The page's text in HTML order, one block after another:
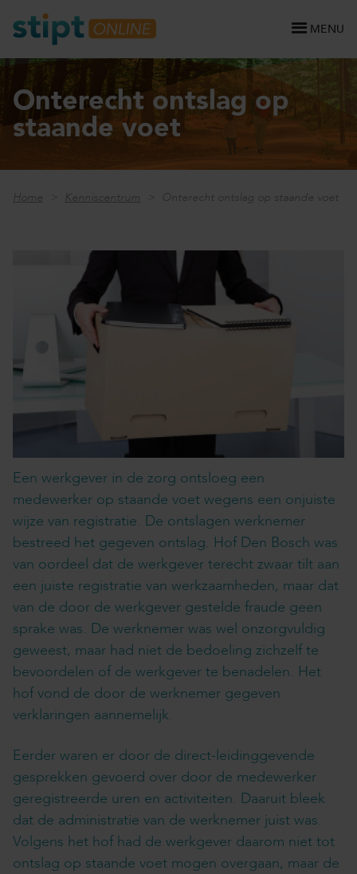
MENU
Onterecht ontslag op
staande voet
Home Kenniscentrum Onterecht ontslag op staande voet
Een werkgever in de zorg ontsloeg een
medewerker op staande voet wegens een onjuiste
wijze van registratie. De ontslagen werknemer
bestreed het gegeven ontslag. Hof Den Bosch was
van oordeel dat de werkgever terecht zwaar tilt aan
een juiste registratie van werkzaamheden, maar dat
van de door de werkgever gestelde fraude geen
sprake was. De werknemer was wel onzorgvuldig
geweest, maar had niet de bedoeling zichzelf te
bevoordelen of de werkgever te benadelen. Het
hof vond de door de werknemer gegeven
verklaringen aannemelijk.
Eerder waren er door de direct-leidinggevende
gesprekken gevoerd over door de medewerker
geregistreerde uren en activiteiten. Daaruit bleek
dat de administratie van de werknemer juist was.
Volgens het hof had de werkgever daarom niet tot
ontslag op staande voet mogen overgaan, maar de